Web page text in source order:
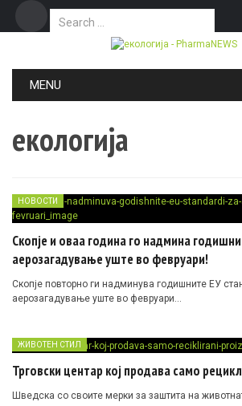
Search for:
MENU
екологија
НОВОСТИ
Скопје и оваа година го надмина
аерозагадување уште во февруари!
Скопје повторно ги надминува годишните ЕУ
аерозагадување уште во февруари…
ЖИВОТЕН СТИЛ
Трговски центар кој продава само
Шведска со своите мерки за заштита на